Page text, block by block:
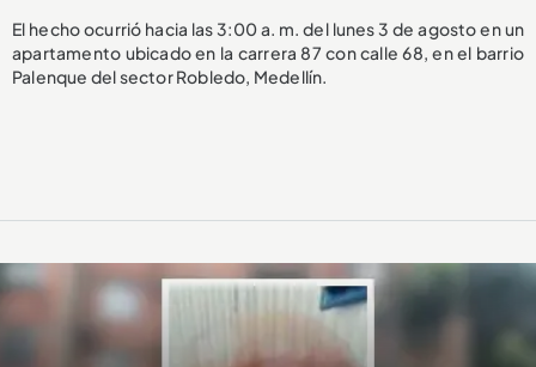
El hecho ocurrió hacia las 3:00 a. m. del lunes 3 de agosto en un
apartamento ubicado en la carrera 87 con calle 68, en el barrio
Palenque del sector Robledo, Medellín.